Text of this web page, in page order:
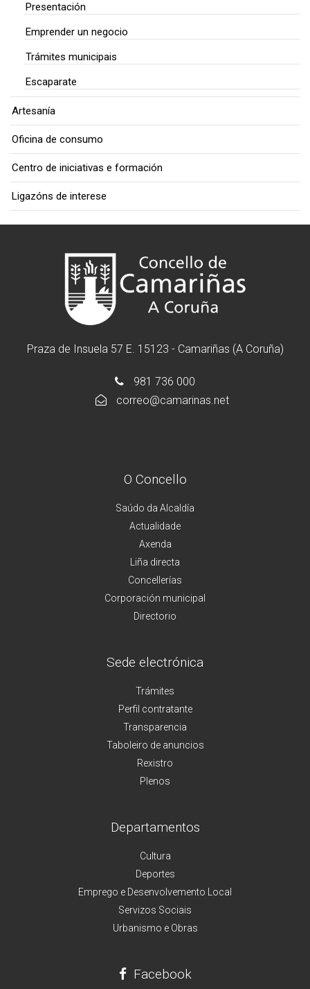
Presentación
Emprender un negocio
Trámites municipais
Escaparate
Artesanía
Oficina de consumo
Centro de iniciativas e formación
Ligazóns de interese
Praza de Insuela 57 E. 15123 - Camariñas (A Coruña)
981 736 000
correo@camarinas.net
O Concello
Saúdo da Alcaldía
Actualidade
Axenda
Liña directa
Concellerías
Corporación municipal
Directorio
Sede electrónica
Trámites
Perfil contratante
Transparencia
Taboleiro de anuncios
Rexistro
Plenos
Departamentos
Cultura
Deportes
Emprego e Desenvolvemento Local
Servizos Sociais
Urbanismo e Obras
Facebook